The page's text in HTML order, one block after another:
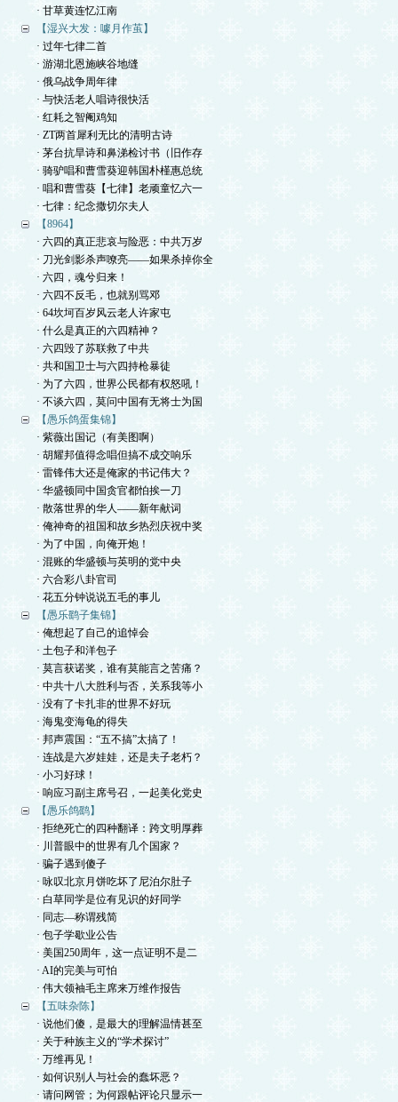
· 甘草黄连忆江南
【湿兴大发：噱月作茧】
· 过年七律二首
· 游湖北恩施峡谷地缝
· 俄乌战争周年律
· 与快活老人唱诗很快活
· 红耗之智阉鸡知
· ZT两首犀利无比的清明古诗
· 茅台抗旱诗和鼻涕检讨书（旧作存
· 骑驴唱和曹雪葵迎韩国朴槿惠总统
· 唱和曹雪葵【七律】老顽童忆六一
· 七律：纪念撒切尔夫人
【8964】
· 六四的真正悲哀与险恶：中共万岁
· 刀光剑影杀声嘹亮——如果杀掉你全
· 六四，魂兮归来！
· 六四不反毛，也就别骂邓
· 64坎坷百岁风云老人许家屯
· 什么是真正的六四精神？
· 六四毁了苏联救了中共
· 共和国卫士与六四持枪暴徒
· 为了六四，世界公民都有权怒吼！
· 不谈六四，莫问中国有无将士为国
【愚乐鸽蛋集锦】
· 紫薇出国记（有美图啊）
· 胡耀邦值得念唱但搞不成交响乐
· 雷锋伟大还是俺家的书记伟大？
· 华盛顿同中国贪官都怕挨一刀
· 散落世界的华人——新年献词
· 俺神奇的祖国和故乡热烈庆祝中奖
· 为了中国，向俺开炮！
· 混账的华盛顿与英明的党中央
· 六合彩八卦官司
· 花五分钟说说五毛的事儿
【愚乐鹞子集锦】
· 俺想起了自己的追悼会
· 土包子和洋包子
· 莫言获诺奖，谁有莫能言之苦痛？
· 中共十八大胜利与否，关系我等小
· 没有了卡扎非的世界不好玩
· 海鬼变海龟的得失
· 邦声震国：“五不搞”太搞了！
· 连战是六岁娃娃，还是夫子老朽？
· 小习好球！
· 响应习副主席号召，一起美化党史
【愚乐鸽鹞】
· 拒绝死亡的四种翻译：跨文明厚葬
· 川普眼中的世界有几个国家？
· 骗子遇到傻子
· 咏叹北京月饼吃坏了尼泊尔肚子
· 白草同学是位有见识的好同学
· 同志—称谓残简
· 包子学歇业公告
· 美国250周年，这一点证明不是二
· AI的完美与可怕
· 伟大领袖毛主席来万维作报告
【五味杂陈】
· 说他们傻，是最大的理解温情甚至
· 关于种族主义的“学术探讨”
· 万维再见！
· 如何识别人与社会的蠢坏恶？
· 请问网管；为何跟帖评论只显示一